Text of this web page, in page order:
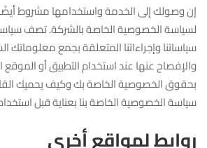
إن وصولك إلى الخدمة واستخدامها مشروط
لسياسة الخصوصية الخاصة بالشركة. تصف
سياساتنا وإجراءاتنا المتعلقة بجمع
والإفصاح عنها عند استخدام التطبيق أو الموقع
بحقوق الخصوصية الخاصة بك وكيف يحميك
سياسة الخصوصية الخاصة بنا بعناية قبل
روابط لمواقع أخرى